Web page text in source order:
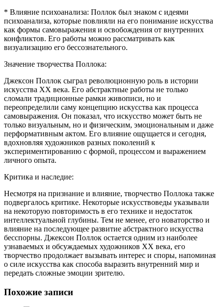
* Влияние психоанализа: Поллок был знаком с идеями
психоанализа, которые повлияли на его понимание искусства
как формы самовыражения и освобождения от внутренних
конфликтов. Его работы можно рассматривать как
визуализацию его бессознательного.
Значение творчества Поллока:
Джексон Поллок сыграл революционную роль в истории
искусства XX века. Его абстрактные работы не только
сломали традиционные рамки живописи, но и
переопределили саму концепцию искусства как процесса
самовыражения. Он показал, что искусство может быть не
только визуальным, но и физическим, эмоциональным и даже
перформативным актом. Его влияние ощущается и сегодня,
вдохновляя художников разных поколений к
экспериментированию с формой, процессом и выражением
личного опыта.
Критика и наследие:
Несмотря на признание и влияние, творчество Поллока также
подвергалось критике. Некоторые искусствоведы указывали
на некоторую повторимость в его технике и недостаток
интеллектуальной глубины. Тем не менее, его новаторство и
влияние на последующее развитие абстрактного искусства
бесспорны. Джексон Поллок остается одним из наиболее
узнаваемых и обсуждаемых художников XX века, его
творчество продолжает вызывать интерес и споры, напоминая
о силе искусства как способа выразить внутренний мир и
передать сложные эмоции зрителю.
Похожие записи